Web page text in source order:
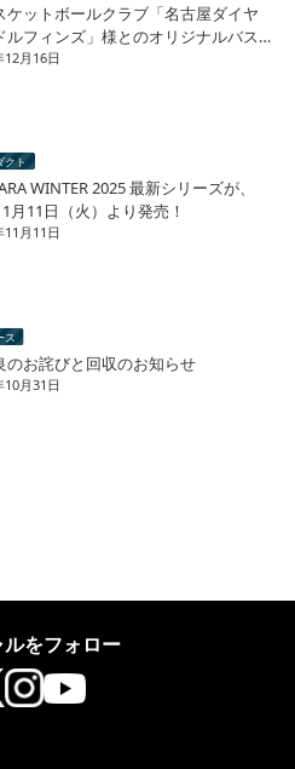
ケットボールクラブ「名古屋ダイヤ
ルフィンズ」様とのオリジナルバス
ル 再販売に関するお知らせ
12月16日
クト
WINTER 2025 最新シリーズが、
月11日（火）より発売！
11月11日
ス
のお詫びと回収のお知らせ
10月31日
ルをフォロー